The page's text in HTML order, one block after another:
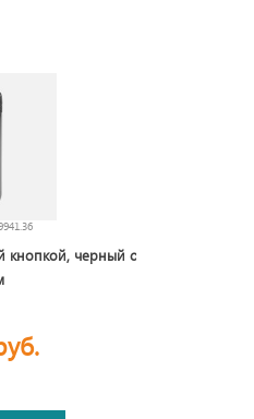
кнопкой, черный с